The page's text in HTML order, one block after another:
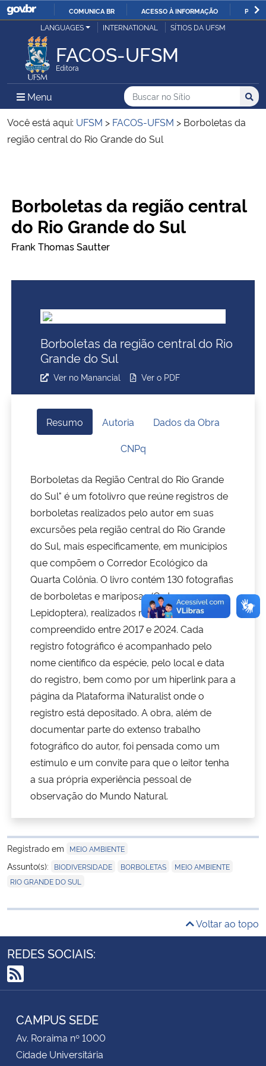
IR
O
COMUNICA BR ACESSO À INFORMAÇÃO
Ministério da Justiça e Segurança Pública
Ministério da Defesa
Ministério das Relações Exteriores
Ministério da Agricultura, Pecuária e Abastecimento
Ministério da Educação
Ministério da Saúde
Ministério de Minas e Energia
Ministério da Ciência, Tecnologia, Inovações e Comunicações
Ministério do Turismo
Controladoria-Geral da União
Ministério da Mulher, da Família e dos Direitos Humanos
Secretaria-Geral
Secretaria de Governo
Advocacia-Geral da União
Banco Central do Brasil
LANGUAGES INTERNATIONAL SÍTIOS DA UFSM
FACOS-UFSM
Editora
Menu Menu Principal do Sítio
Busca
Buscar no no Sítio
Busca:
Você está aqui: UFSM > FACOS-UFSM > Borboletas da
região central do Rio Grande do Sul
Borboletas da região central
do Rio Grande do Sul
Frank Thomas Sautter
Borboletas da região central do Rio
Grande do Sul
Ver no Manancial Ver o PDF
Resumo Autoria
Dados da Obra
CNPq
Borboletas da Região Central do Rio Grande
do Sul" é um fotolivro que reúne registros de
borboletas realizados pelo autor em suas
excursões pela região central do Rio Grande
do Sul, mais especificamente, em municípios
que compõem o Corredor Ecológico da
Quarta Colônia. O livro contém 130 fotografias
de borboletas e mariposas (Ordem
Lepidoptera), realizados no período
compreendido entre 2017 e 2024. Cada
registro fotográfico é acompanhado pelo
nome científico da espécie, pelo local e data
do registro, bem como por um hiperlink para a
página da Plataforma iNaturalist onde o
registro está depositado. A obra, além de
documentar parte do extenso trabalho
fotográfico do autor, foi pensada como um
estímulo e um convite para que o leitor tenha
a sua própria experiência pessoal de
observação do Mundo Natural.
Registrado em MEIO AMBIENTE
Assunto(s): BIODIVERSIDADE BORBOLETAS MEIO AMBIENTE
RIO GRANDE DO SUL
Voltar ao topo
REDES SOCIAIS:
RSS
CAMPUS SEDE
Av. Roraima nº 1000
Cidade Universitária